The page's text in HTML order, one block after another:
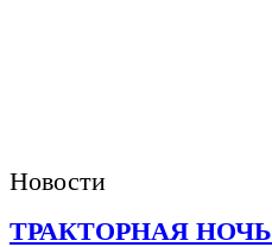
Новости
ТРАКТОРНАЯ